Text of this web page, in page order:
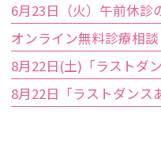
6月23日（火）午前休診
オンライン無料診療相